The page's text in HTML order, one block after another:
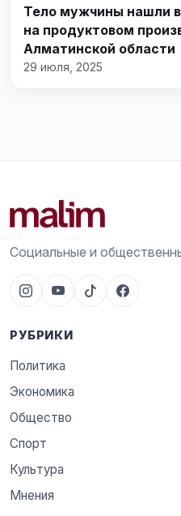
Тело мужчины нашли
на продуктовом
Алматинской области
29 июля, 2025
Социальные и
РУБРИКИ
Политика
Экономика
Общество
Спорт
Культура
Мнения